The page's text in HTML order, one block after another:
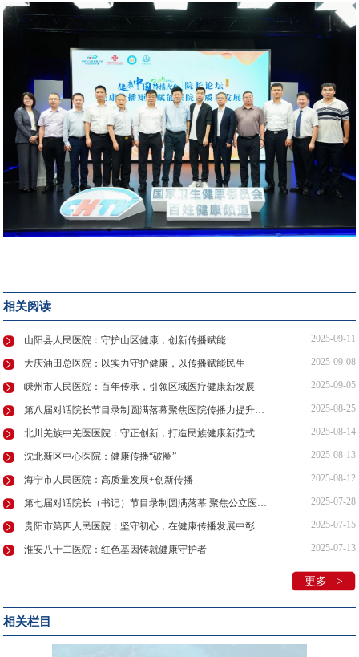
相关阅读
山阳县人民医院：守护山区健康，创新传播赋能 2025-09-11
大庆油田总医院：以实力守护健康，以传播赋能民生 2025-09-08
嵊州市人民医院：百年传承，引领区域医疗健康新发展 2025-09-05
第八届对话院长节目录制圆满落幕聚焦医院传播力提升与IP打造 2025-08-25
北川羌族中羌医医院：守正创新，打造民族健康新范式 2025-08-14
沈北新区中心医院：健康传播“破圈” 2025-08-13
海宁市人民医院：高质量发展+创新传播 2025-08-12
第七届对话院长（书记）节目录制圆满落幕 聚焦公立医院传播力赋能公益行动 2025-07-28
贵阳市第四人民医院：坚守初心，在健康传播发展中彰显担当 2025-07-15
淮安八十二医院：红色基因铸就健康守护者 2025-07-13
更多 >
相关栏目